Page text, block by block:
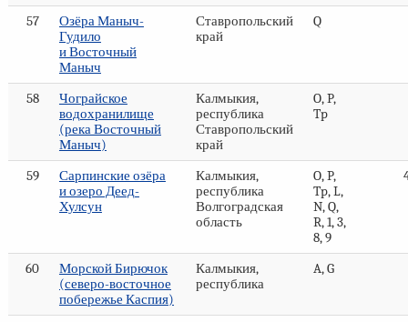
57
Озёра Маныч-
Гудило
и Восточный
Маныч
Ставропольский
край
Q
58
Чограйское
водохранилище
(река Восточный
Маныч)
Калмыкия,
республика
Ставропольский
край
O, P,
Tp
59
Сарпинские озёра
и озеро Деед-
Хулсун
Калмыкия,
республика
Волгоградская
область
O, P,
Tp, L,
N, Q,
R, 1, 3,
8, 9
60
Морской Бирючок
(северо-восточное
побережье Каспия)
Калмыкия,
республика
A, G